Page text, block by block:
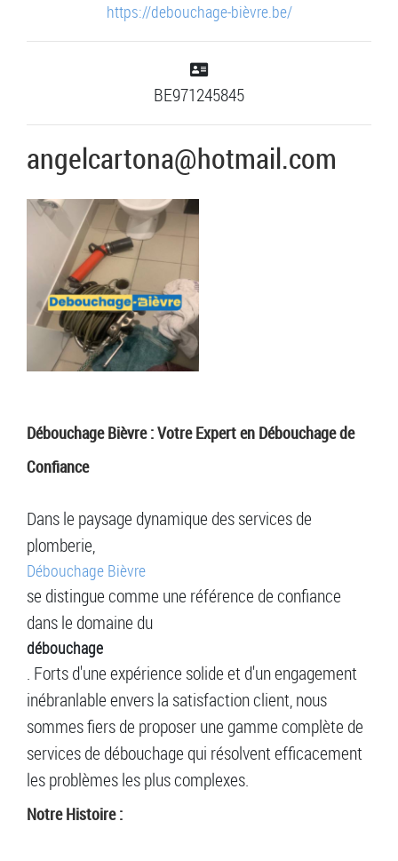
https://debouchage-bièvre.be/
BE971245845
angelcartona@hotmail.com
Débouchage Bièvre : Votre Expert en Débouchage de
Confiance
Dans le paysage dynamique des services de
plomberie,
Débouchage Bièvre
se distingue comme une référence de confiance
dans le domaine du
débouchage
. Forts d'une expérience solide et d'un engagement
inébranlable envers la satisfaction client, nous
sommes fiers de proposer une gamme complète de
services de débouchage qui résolvent efficacement
les problèmes les plus complexes.
Notre Histoire :